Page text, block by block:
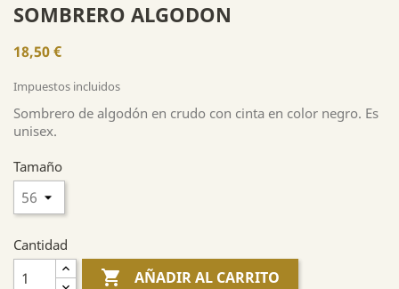
SOMBRERO ALGODON
18,50 €
Impuestos incluidos
Sombrero de algodón en crudo con cinta en color negro. Es
unisex.
Tamaño
Cantidad
 AÑADIR AL CARRITO